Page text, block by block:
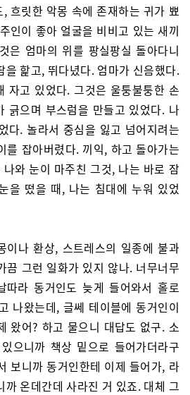
흐릿한 악몽 속에 존재하는 귀가 뾰
인이 좋아 얼굴을 비비고 있는 새끼
은 엄마의 위를 팡실팡실 돌아다니
을 핥고, 뛰다녔다. 엄마가 신음했다.
자고 있었다. 그것은 울퉁불퉁한 손
긁으며 부스럼을 만들고 있었다. 나
다. 놀라서 중심을 잃고 넘어지려는
를 잡아버렸다. 끼익, 하고 돌아가는
와 눈이 마주친 그것, 나는 바로 잠
을 떴을 때, 나는 침대에 누워 있었
이나 환상, 스트레스의 일종에 불과
끔 그런 일화가 있지 않나. 너무너무
따라 동거인도 늦게 들어와서 홀로
나왔는데, 글쎄 테이블에 동거인이
왔어? 하고 물으니 대답도 없구. 소
으니까 책상 밑으로 들어가더라구
보니까 동거인한테 이제 들어가, 라
까 온데간데 사라진 거 있죠. 대체 그